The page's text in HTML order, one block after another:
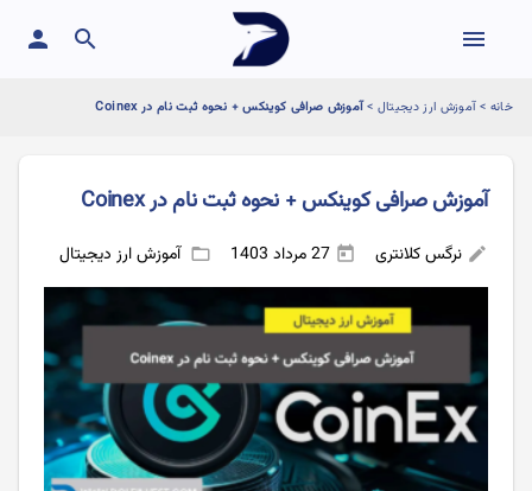
menu
search
person
خانه >آموزش ارز دیجیتال >آموزش صرافی کوینکس + نحوه ثبت نام در Coinex
آموزش صرافی کوینکس + نحوه ثبت نام در Coinex
edit نرگس کلانتری today
folder_open آموزش ارز دیجیتال